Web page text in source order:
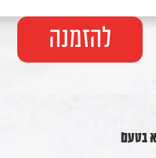
להזמנה
בטעם